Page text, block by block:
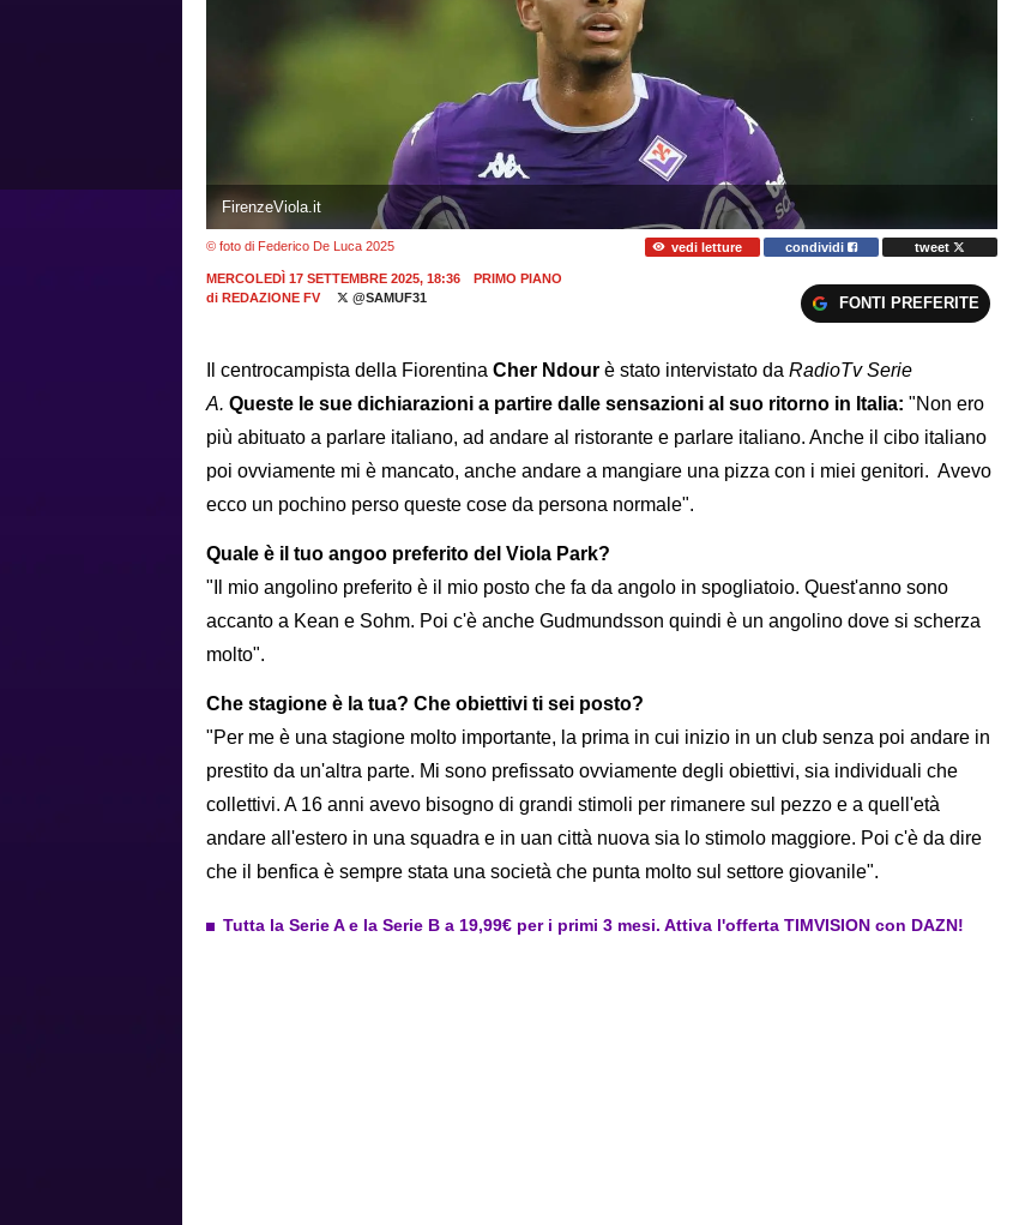
FirenzeViola.it
© foto di Federico De Luca 2025 vedi letture condividi tweet
MERCOLEDÌ 17 SETTEMBRE 2025, 18:36
PRIMO PIANO
di REDAZIONE FV @SAMUF31 FONTI PREFERITE
Il centrocampista della Fiorentina Cher Ndour è stato intervistato da RadioTv Serie
A. Queste le sue dichiarazioni a partire dalle sensazioni al suo ritorno in Italia: "Non ero
più abituato a parlare italiano, ad andare al ristorante e parlare italiano. Anche il cibo italiano
poi ovviamente mi è mancato, anche andare a mangiare una pizza con i miei genitori. Avevo
ecco un pochino perso queste cose da persona normale".
Quale è il tuo angoo preferito del Viola Park?
"Il mio angolino preferito è il mio posto che fa da angolo in spogliatoio. Quest'anno sono
accanto a Kean e Sohm. Poi c'è anche Gudmundsson quindi è un angolino dove si scherza
molto".
Che stagione è la tua? Che obiettivi ti sei posto?
"Per me è una stagione molto importante, la prima in cui inizio in un club senza poi andare in
prestito da un'altra parte. Mi sono prefissato ovviamente degli obiettivi, sia individuali che
collettivi. A 16 anni avevo bisogno di grandi stimoli per rimanere sul pezzo e a quell'età
andare all'estero in una squadra e in uan città nuova sia lo stimolo maggiore. Poi c'è da dire
che il benfica è sempre stata una società che punta molto sul settore giovanile".
Tutta la Serie A e la Serie B a 19,99€ per i primi 3 mesi. Attiva l'offerta TIMVISION con DAZN!